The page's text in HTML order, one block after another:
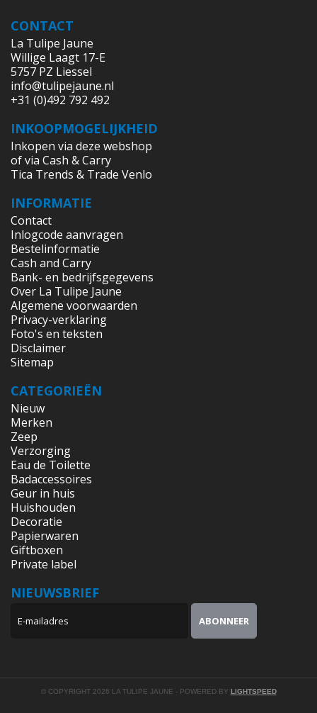
CONTACT
La Tulipe Jaune
Willige Laagt 17-E
5757 PZ Liessel
info@tulipejaune.nl
+31 (0)492 792 492
INKOOPMOGELIJKHEID
Inkopen via deze webshop
of via Cash & Carry
Tica Trends & Trade Venlo
INFORMATIE
Contact
Inlogcode aanvragen
Bestelinformatie
Cash and Carry
Bank- en bedrijfsgegevens
Over La Tulipe Jaune
Algemene voorwaarden
Privacy-verklaring
Foto's en teksten
Disclaimer
Sitemap
CATEGORIEËN
Nieuw
Merken
Zeep
Verzorging
Eau de Toilette
Badaccessoires
Geur in huis
Huishouden
Decoratie
Papierwaren
Giftboxen
Private label
NIEUWSBRIEF
© COPYRIGHT 2026 LA TULIPE JAUNE - POWERED BY LIGHTSPEED